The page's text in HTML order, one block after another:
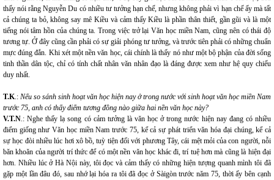
thấy nói rằng Nguyễn Du có nhiều tư tưởng hạn chế, nhưng không phải vì hạn chế ấy mà tất
cả chúng ta bỏ, không say mê Kiều và cảm thấy Kiều là phần thân thiết, gần gũi và là một
tiếng nói tâm hồn của chúng ta. Trong việc trở lại Văn học miền Nam, cũng nên có thái độ
tương tự. Ở đây cũng cần phải có sự giải phóng tư tưởng, và trước tiên phải có những chuẩn
mực đúng đắn. Khi xét một nền văn học, cái chính là thấy nó như một bộ phận của đời sống
tinh thần dân tộc, chỉ có tính chất nhân văn nhân đạo là đáng được xem như hệ quy chiếu
duy nhất.
T.K.: Nếu so sánh sinh hoạt văn học hiện nay ở trong nước với sinh hoạt văn học miền Nam
trước 75, anh có thấy điểm tương đồng nào giữa hai nền văn học này?
V.T.N.: Nghe thấy lạ song có cảm tưởng là văn học ở trong nước hiện nay đang có nhiều
điểm giống như Văn học miền Nam trước 75, kể cả sự phát triển văn hóa đại chúng, kể cả
sự học đòi nhiều lúc hơi xô bồ, tuỳ tiện đối với phương Tây, cái mệt mỏi của con người, nỗi
băn khoăn của người trí thức để có một nền văn học khác đi, trí tuệ hơn mà cũng là hiện đại
hơn. Nhiều lúc ở Hà Nội này, tôi đọc và cảm thấy có những hiện tượng quanh mình tôi đã
gặp một lần đâu đó, sau nhớ lại hóa ra tôi đã đọc ở Sàigòn trước năm 75, thời ấy bên cạnh